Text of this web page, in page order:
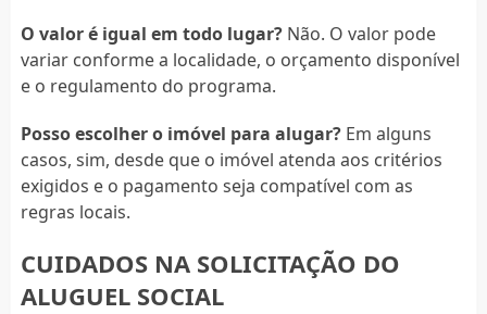
O valor é igual em todo lugar?Não. O valor pode
variar conforme a localidade, o orçamento disponível
e o regulamento do programa.
Posso escolher o imóvel para alugar?Em alguns
casos, sim, desde que o imóvel atenda aos critérios
exigidos e o pagamento seja compatível com as
regras locais.
CUIDADOS NA SOLICITAÇÃO DO
ALUGUEL SOCIAL